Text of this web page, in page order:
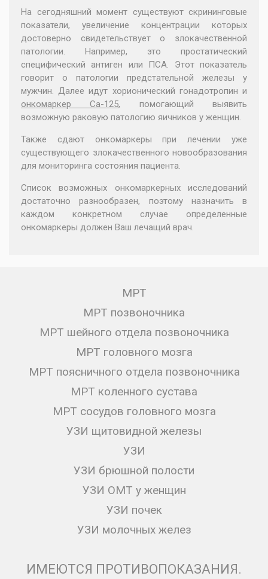
На сегодняшний момент существуют скрининговые
показатели, увеличение концентрации которых
достоверно свидетельствует о злокачественной
патологии. Например, это простатический
специфический антиген или ПСА. Этот показатель
говорит о патологии предстательной железы у
мужчин. Далее идут хорионический гонадотропин и
онкомаркер Са-125, помогающий выявить
возможную раковую патологию яичников у женщин.
Также сдают онкомаркеры при лечении уже
существующего злокачественного новообразования
для мониторинга состояния пациента.
Список возможных онкомаркерных исследований
достаточно разнообразен, поэтому назначить в
каждом конкретном случае определенные
онкомаркеры должен Ваш лечащий врач.
МРТ
МРТ позвоночника
МРТ шейного отдела позвоночника
МРТ головного мозга
МРТ поясничного отдела позвоночника
МРТ коленного сустава
МРТ сосудов головного мозга
УЗИ щитовидной железы
УЗИ
УЗИ брюшной полости
УЗИ ОМТ у женщин
УЗИ почек
УЗИ молочных желез
ИМЕЮТСЯ ПРОТИВОПОКАЗАНИЯ.